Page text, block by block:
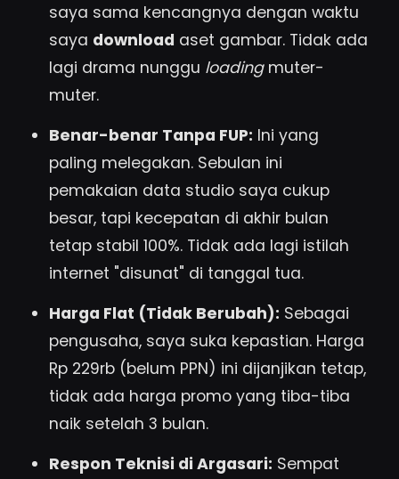
saya sama kencangnya dengan waktu
saya download aset gambar. Tidak ada
lagi drama nunggu loadingmuter-
muter.
Benar-benar Tanpa FUP: Ini yang
paling melegakan. Sebulan ini
pemakaian data studio saya cukup
besar, tapi kecepatan di akhir bulan
tetap stabil 100%. Tidak ada lagi istilah
internet "disunat" di tanggal tua.
Harga Flat (Tidak Berubah): Sebagai
pengusaha, saya suka kepastian. Harga
Rp 229rb (belum PPN) ini dijanjikan tetap,
tidak ada harga promo yang tiba-tiba
naik setelah 3 bulan.
Respon Teknisi di Argasari: Sempat